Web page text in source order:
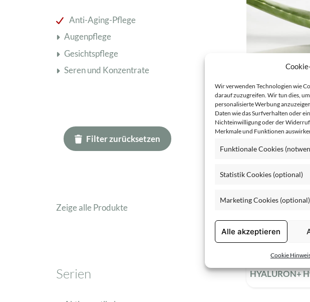
Wir verwenden Technologien wie
darauf zuzugreifen. Wir tun dies,
personalisierte Werbung
Daten wie das Surfverhalten oder
Nichteinwilligung oder der
Merkmale und Funktionen
Funktionale Cookies
Statistik Cookies (optional)
Marketing Cookies (optional)
Alle akzeptieren
Cookie
Frische
Alle 3 Ergebnisse
HYALURON+
Anti-Aging-Pflege
Augenpflege
Gesichtspflege
Seren und Konzentrate
Filter zurücksetzen
Zeige alle Produkte
Serien